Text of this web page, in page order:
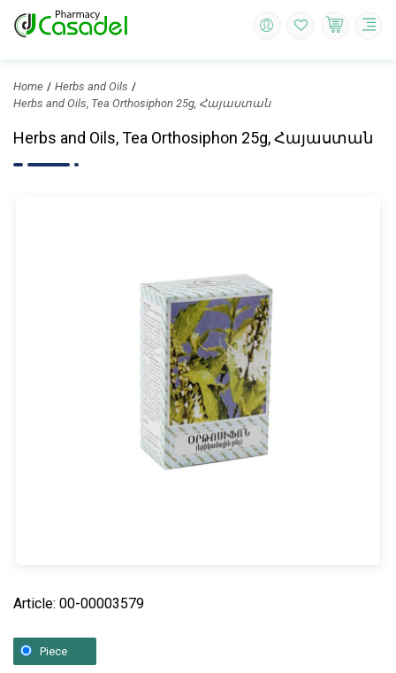
Home
Herbs and Oils
Herbs and Oils, Tea Orthosiphon 25g, Հայաստան
Herbs and Oils, Tea Orthosiphon 25g, Հայաստան
Article: 00-00003579
Piece